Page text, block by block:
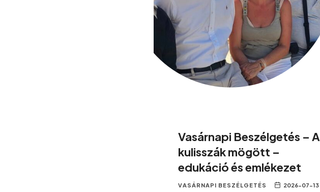
Vasárnapi Beszélgetés – A
kulisszák mögött –
edukáció és emlékezet
VASÁRNAPI BESZÉLGETÉS
2026-07-13